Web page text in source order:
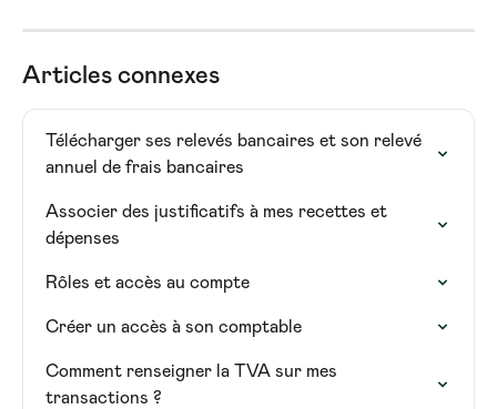
Articles connexes
Télécharger ses relevés bancaires et son relevé
annuel de frais bancaires
Associer des justificatifs à mes recettes et
dépenses
Rôles et accès au compte
Créer un accès à son comptable
Comment renseigner la TVA sur mes
transactions ?